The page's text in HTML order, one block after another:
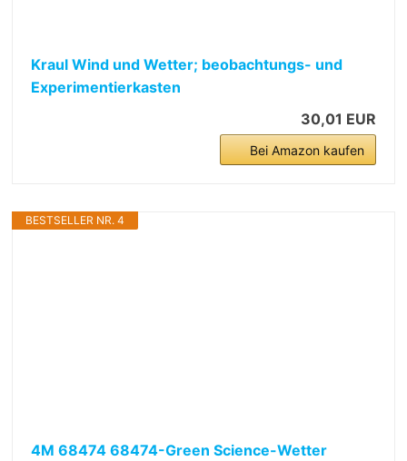
Kraul Wind und Wetter; beobachtungs- und
Experimentierkasten
30,01 EUR
Bei Amazon kaufen
BESTSELLER NR. 4
4M 68474 68474-Green Science-Wetter